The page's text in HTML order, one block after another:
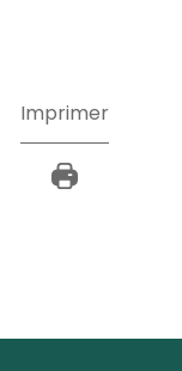
Imprimer